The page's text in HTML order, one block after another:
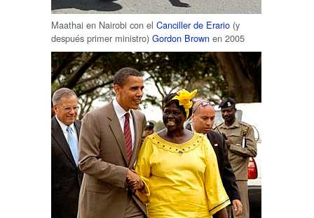
Maathai en Nairobi con el Canciller de Erario (y
después primer ministro) Gordon Brown en 2005